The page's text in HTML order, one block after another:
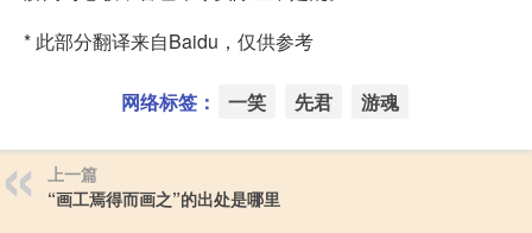
* 此部分翻译来自Baidu，仅供参考
网络标签： 一笑 先君 游魂
上一篇
“画工焉得而画之”的出处是哪里